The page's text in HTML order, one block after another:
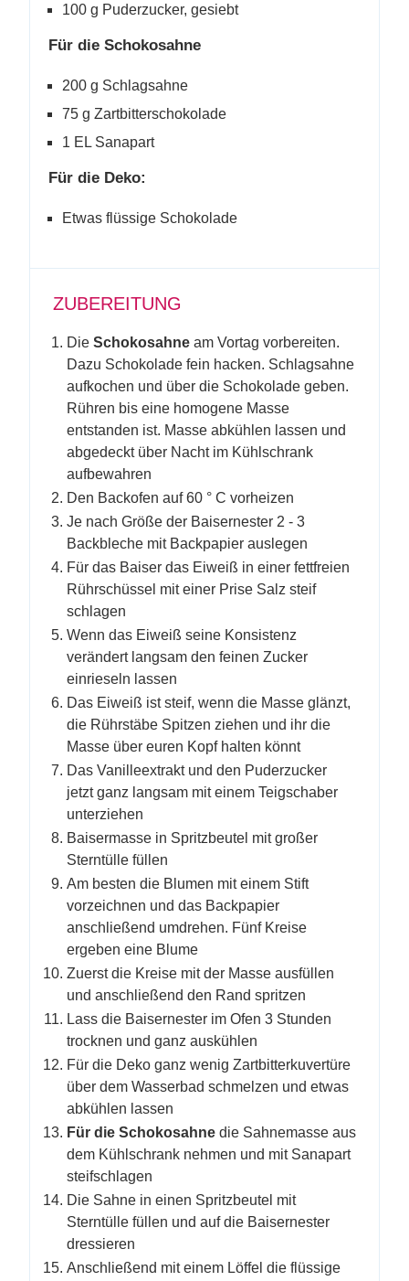
100 g Puderzucker, gesiebt
Für die Schokosahne
200 g Schlagsahne
75 g Zartbitterschokolade
1 EL Sanapart
Für die Deko:
Etwas flüssige Schokolade
ZUBEREITUNG
Die Schokosahne am Vortag vorbereiten.
Dazu Schokolade fein hacken. Schlagsahne
aufkochen und über die Schokolade geben.
Rühren bis eine homogene Masse
entstanden ist. Masse abkühlen lassen und
abgedeckt über Nacht im Kühlschrank
aufbewahren
Den Backofen auf 60 ° C vorheizen
Je nach Größe der Baisernester 2 - 3
Backbleche mit Backpapier auslegen
Für das Baiser das Eiweiß in einer fettfreien
Rührschüssel mit einer Prise Salz steif
schlagen
Wenn das Eiweiß seine Konsistenz
verändert langsam den feinen Zucker
einrieseln lassen
Das Eiweiß ist steif, wenn die Masse glänzt,
die Rührstäbe Spitzen ziehen und ihr die
Masse über euren Kopf halten könnt
Das Vanilleextrakt und den Puderzucker
jetzt ganz langsam mit einem Teigschaber
unterziehen
Baisermasse in Spritzbeutel mit großer
Sterntülle füllen
Am besten die Blumen mit einem Stift
vorzeichnen und das Backpapier
anschließend umdrehen. Fünf Kreise
ergeben eine Blume
Zuerst die Kreise mit der Masse ausfüllen
und anschließend den Rand spritzen
Lass die Baisernester im Ofen 3 Stunden
trocknen und ganz auskühlen
Für die Deko ganz wenig Zartbitterkuvertüre
über dem Wasserbad schmelzen und etwas
abkühlen lassen
Für die Schokosahne die Sahnemasse aus
dem Kühlschrank nehmen und mit Sanapart
steifschlagen
Die Sahne in einen Spritzbeutel mit
Sterntülle füllen und auf die Baisernester
dressieren
Anschließend mit einem Löffel die flüssige